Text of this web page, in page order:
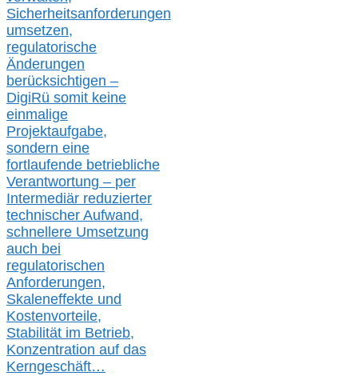
Sicherheitsanforderungen
umsetzen,
regulatorische
Änderungen
berücksichtigen –
DigiRü somit keine
einmalige
Projektaufgabe,
sondern eine
fortlaufende betriebliche
Verantwortung – per
Intermediär reduzierter
technischer Aufwand,
schnellere Umsetzung
auch bei
regulatorischen
Anforderungen,
Skaleneffekte und
Kostenvorteile,
Stabilität im Betrieb,
Konzentration auf das
Kerngeschäft…